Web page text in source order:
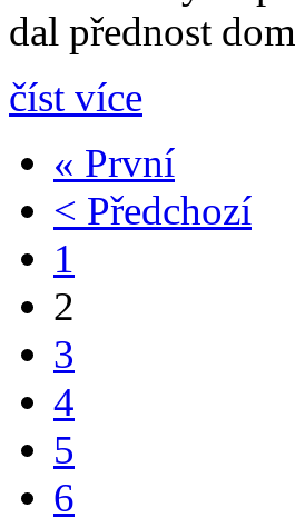
dal přednost
číst více
« První
< Předchozí
1
2
3
4
5
6